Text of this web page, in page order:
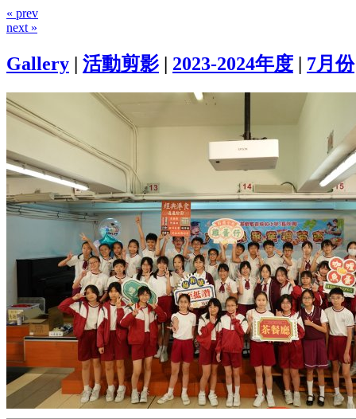
« prev
next »
Gallery | 活動剪影 | 2023-2024年度 | 7月份